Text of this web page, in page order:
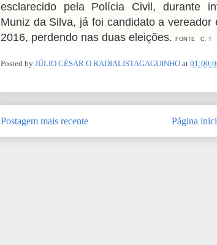
esclarecido pela Polícia Civil, durante
Muniz da Silva, já foi candidato a
2016, perdendo nas duas eleições.
FONTE C. T
Posted by JÚLIO CÉSAR O RADIALISTAGAGUINHO at
Postagem mais recente Página